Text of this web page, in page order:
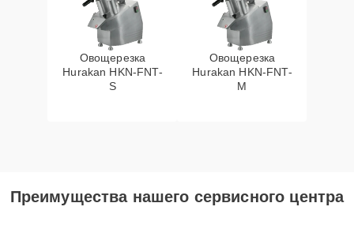
Овощерезка
Hurakan HKN-FNT-
S
Овощерезка
Hurakan HKN-FNT-
M
Преимущества нашего сервисного центра